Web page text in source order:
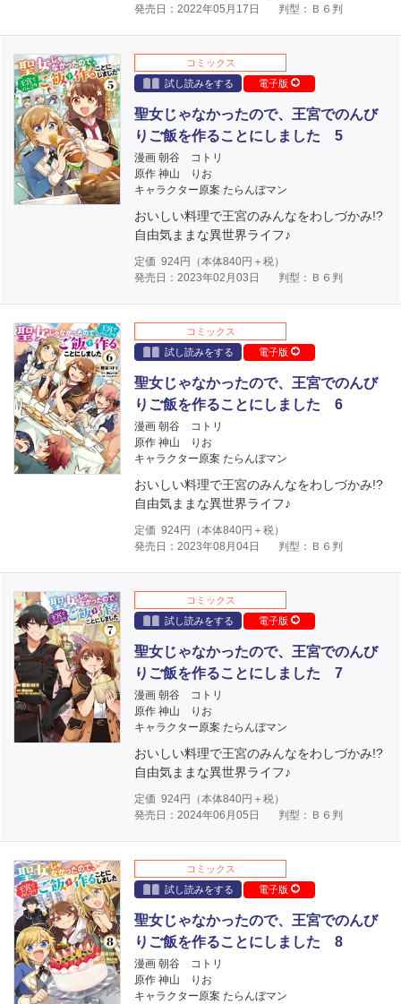
発売日：2022年05月17日
判型：Ｂ６判
コミックス
試し読みをする
電子版
聖女じゃなかったので、王宮でのんび
りご飯を作ることにしました 5
漫画 朝谷 コトリ
原作 神山 りお
キャラクター原案 たらんぼマン
おいしい料理で王宮のみんなをわしづかみ!?
自由気ままな異世界ライフ♪
定価 924円（本体840円＋税）
発売日：2023年02月03日
判型：Ｂ６判
コミックス
試し読みをする
電子版
聖女じゃなかったので、王宮でのんび
りご飯を作ることにしました 6
漫画 朝谷 コトリ
原作 神山 りお
キャラクター原案 たらんぼマン
おいしい料理で王宮のみんなをわしづかみ!?
自由気ままな異世界ライフ♪
定価 924円（本体840円＋税）
発売日：2023年08月04日
判型：Ｂ６判
コミックス
試し読みをする
電子版
聖女じゃなかったので、王宮でのんび
りご飯を作ることにしました 7
漫画 朝谷 コトリ
原作 神山 りお
キャラクター原案 たらんぼマン
おいしい料理で王宮のみんなをわしづかみ!?
自由気ままな異世界ライフ♪
定価 924円（本体840円＋税）
発売日：2024年06月05日
判型：Ｂ６判
コミックス
試し読みをする
電子版
聖女じゃなかったので、王宮でのんび
りご飯を作ることにしました 8
漫画 朝谷 コトリ
原作 神山 りお
キャラクター原案 たらんぼマン